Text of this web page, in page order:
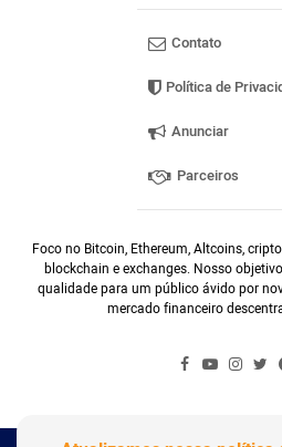
Contato
Política de
Anunciar
Parceiros
Foco no Bitcoin, Ethereum, Altcoins,
blockchain e exchanges. Nosso
qualidade para um público ávido por
mercado financeiro